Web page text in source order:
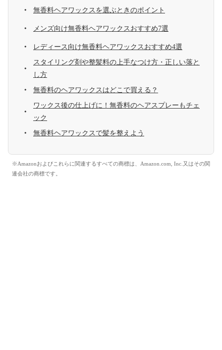
無香料ヘアワックスを選ぶときのポイント
メンズ向け無香料ヘアワックスおすすめ7選
レディース向け無香料ヘアワックスおすすめ4選
スタイリング剤や整髪料の上手なつけ方・正しい落と
し方
無香料のヘアワックスはどこで買える？
ワックス後の仕上げに！無香料のヘアスプレーもチェ
ック
無香料ヘアワックスで髪を整えよう
※Amazonおよびこれらに関連するすべての商標は、Amazon.com, Inc.又はその関
連会社の商標です。